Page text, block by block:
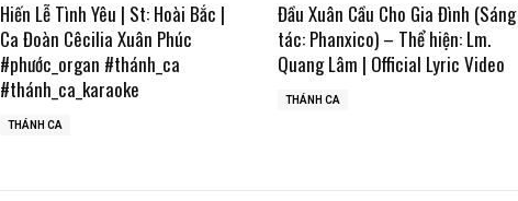
Hiến Lễ Tình Yêu | St: Hoài Bắc |
Ca Đoàn Cêcilia Xuân Phúc
#phước_organ #thánh_ca
#thánh_ca_karaoke
THÁNH CA
Đầu Xuân Cầu Cho Gia Đình (Sáng
tác: Phanxico) – Thể hiện: Lm.
Quang Lâm | Official Lyric Video
THÁNH CA